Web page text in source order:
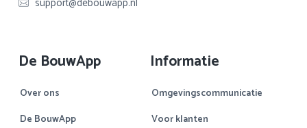
De BouwApp
Over ons
De BouwApp
Informatie
Omgevingscommunicatie
Voor klanten